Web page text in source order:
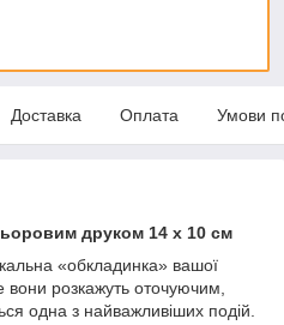
Доставка Оплата Умови
друком 14 х 10 см
«обкладинка» вашої
вони розкажуть оточуючим,
одна з найважливіших подій.